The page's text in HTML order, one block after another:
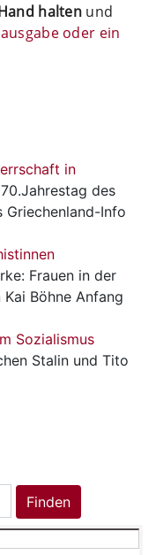
halten und
oder ein
in
des
Info
Frauen in der
Böhne Anfang
Sozialismus
Stalin und Tito
Finden